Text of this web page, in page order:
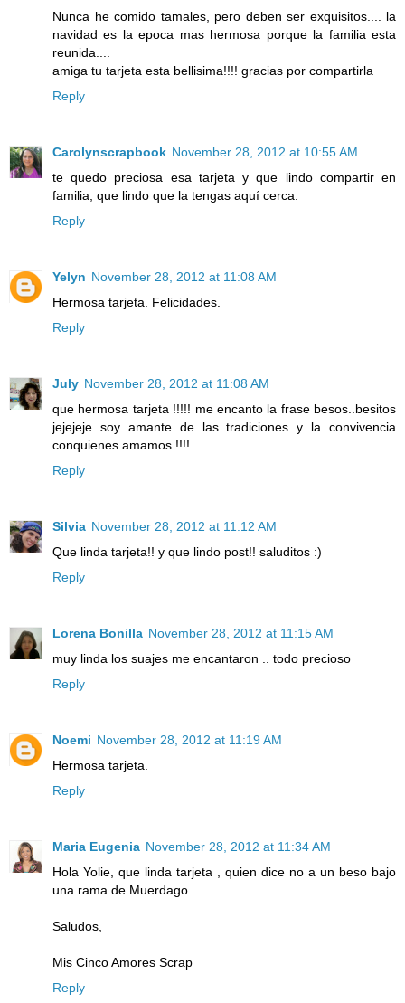
Nunca he comido tamales, pero deben ser exquisitos.... la
navidad es la epoca mas hermosa porque la familia esta
reunida....
amiga tu tarjeta esta bellisima!!!! gracias por compartirla
Reply
Carolynscrapbook November 28, 2012 at 10:55 AM
te quedo preciosa esa tarjeta y que lindo compartir en
familia, que lindo que la tengas aquí cerca.
Reply
Yelyn November 28, 2012 at 11:08 AM
Hermosa tarjeta. Felicidades.
Reply
July November 28, 2012 at 11:08 AM
que hermosa tarjeta !!!!! me encanto la frase besos..besitos
jejejeje soy amante de las tradiciones y la convivencia
conquienes amamos !!!!
Reply
Silvia November 28, 2012 at 11:12 AM
Que linda tarjeta!! y que lindo post!! saluditos :)
Reply
Lorena Bonilla November 28, 2012 at 11:15 AM
muy linda los suajes me encantaron .. todo precioso
Reply
Noemi November 28, 2012 at 11:19 AM
Hermosa tarjeta.
Reply
Maria Eugenia November 28, 2012 at 11:34 AM
Hola Yolie, que linda tarjeta , quien dice no a un beso bajo
una rama de Muerdago.
Saludos,
Mis Cinco Amores Scrap
Reply